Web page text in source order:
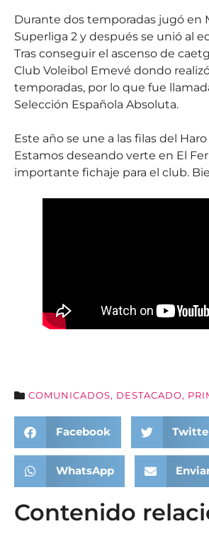
Durante dos temporadas jugó en
Superliga 2 y después se unió al
Tras conseguir el ascenso de
Club Voleibol Emevé dondo
temporadas, por lo que fue
Selección Española Absoluta.
Este año se une a las filas del Haro
Estamos deseando verte en El
importante fichaje para el club.
COMUNICADOS, DESTACADO,
Facebook
WhatsApp
Contenido